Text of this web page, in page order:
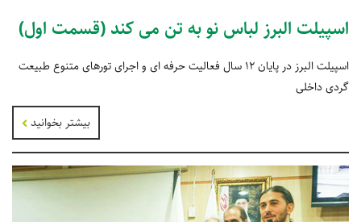
اسپیلت البرز لباس نو به تن می کند (قسمت اول)
اسپیلت البرز در پایان 12 سال فعالیت حرفه ای و اجرای تورهای متنوع طبیعت
گردی داخلی
بیشتر بخوانید